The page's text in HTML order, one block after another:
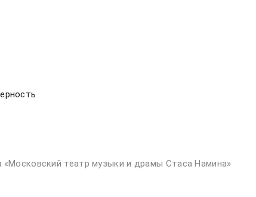
театр музыки и драмы Стаса Намина»